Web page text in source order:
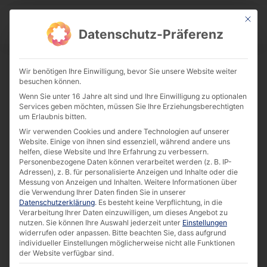
Download Center
Success Story: Self Checkout for Aversi
Pharmarcy [EN]
Download
12235 downloads
303.46 KB
This
Datenschutz-Präferenz
Wir benötigen Ihre Einwilligung, bevor Sie unsere Website weiter
besuchen können.
Wenn Sie unter 16 Jahre alt sind und Ihre Einwilligung zu optionalen
Services geben möchten, müssen Sie Ihre Erziehungsberechtigten
um Erlaubnis bitten.
Wir verwenden Cookies und andere Technologien auf unserer
Website. Einige von ihnen sind essenziell, während andere uns
helfen, diese Website und Ihre Erfahrung zu verbessern.
Personenbezogene Daten können verarbeitet werden (z. B. IP-
Adressen), z. B. für personalisierte Anzeigen und Inhalte oder die
Messung von Anzeigen und Inhalten. Weitere Informationen über
die Verwendung Ihrer Daten finden Sie in unserer
Datenschutzerklärung. Es besteht keine Verpflichtung, in die
Verarbeitung Ihrer Daten einzuwilligen, um dieses Angebot zu
nutzen. Sie können Ihre Auswahl jederzeit unter Einstellungen
widerrufen oder anpassen. Bitte beachten Sie, dass aufgrund
individueller Einstellungen möglicherweise nicht alle Funktionen
der Website verfügbar sind.